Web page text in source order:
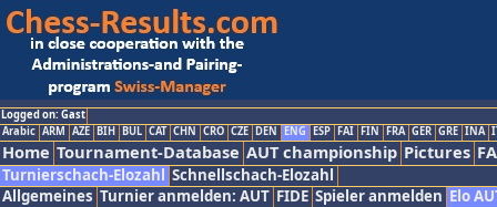
Logged on: Gast
Arabic ARM AZE BIH BUL CAT CHN CRO CZE DEN ENG ESP FAI FIN FRA GER GRE INA
Home Tournament-Database AUT championship Pictures
Turnierschach-Elozahl Schnellschach-Elozahl
Allgemeines Turnier anmelden: AUT FIDE Spieler anmelden Elo